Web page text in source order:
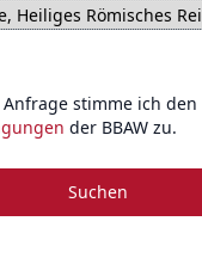
Heiliges Römisches
stimme ich den
der BBAW zu.
Suchen